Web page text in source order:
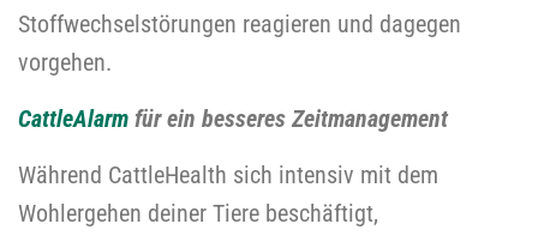
Stoffwechselstörungen reagieren und dagegen
vorgehen.
CattleAlarm für ein besseres Zeitmanagement
Während CattleHealth sich intensiv mit dem
Wohlergehen deiner Tiere beschäftigt,